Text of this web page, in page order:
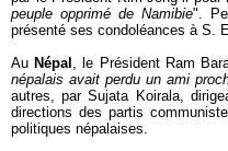
peuple opprimé de Namibie".
présenté ses condoléances à S.
Au Népal , le Président Ram
népalais avait perdu un ami
autres, par Sujata Koirala,
directions des partis
politiques népalaises.